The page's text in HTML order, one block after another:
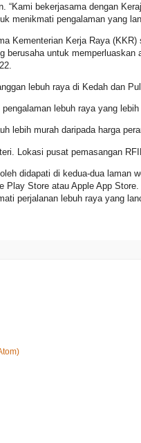
“Kami bekerjasama dengan
menikmati pengalaman yang
Kementerian Kerja Raya
berusaha untuk
lebuh raya di Kedah dan
lebuh raya yang
lebih murah daripada harga
Lokasi pusat pemasangan
didapati di kedua-dua
Play Store atau Apple App
perjalanan lebuh raya yang